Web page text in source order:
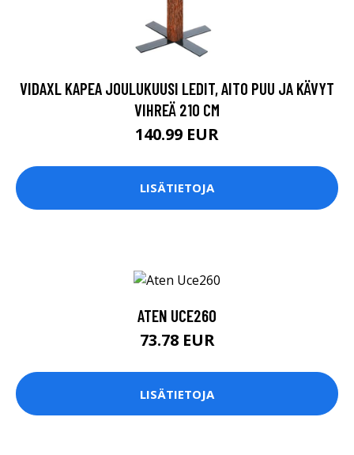
VIDAXL KAPEA JOULUKUUSI LEDIT, AITO PUU JA KÄVYT
VIHREÄ 210 CM
140.99 EUR
LISÄTIETOJA
ATEN UCE260
73.78 EUR
LISÄTIETOJA